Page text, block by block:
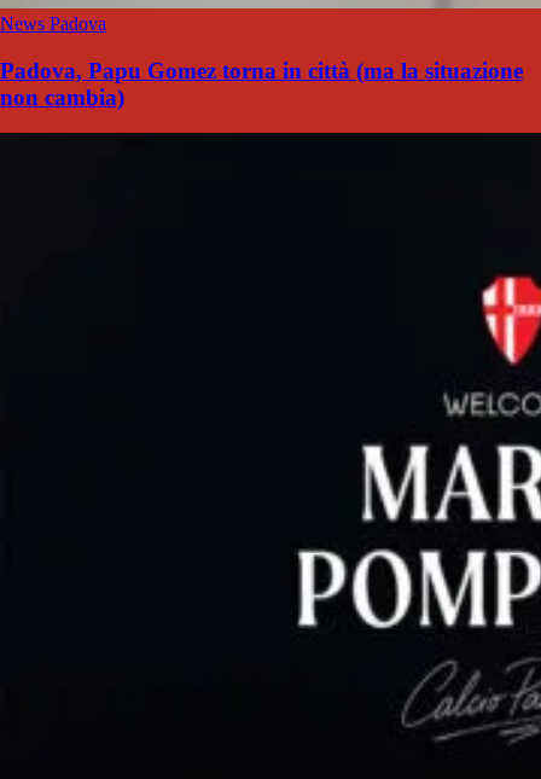
News Padova
Padova, Papu Gomez torna in città (ma la situazione
non cambia)